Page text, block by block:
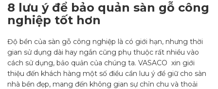
8 lưu ý để bảo quản sàn gỗ công
nghiệp tốt hơn
Độ bền của sàn gỗ công nghiệp là có giới hạn, nhưng thời
gian sử dụng dài hay ngắn cũng phụ thuộc rất nhiều vào
cách sử dụng, bảo quản của chúng ta. VASACO xin giới
thiệu đến khách hàng một số điều cần lưu ý để giữ cho sàn
nhà bền đẹp, mang đến không gian sự chỉn chu và thoải